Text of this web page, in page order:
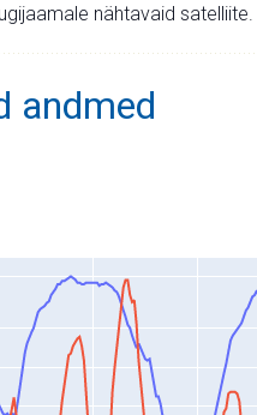
nähtavaid satelliite.
andmed